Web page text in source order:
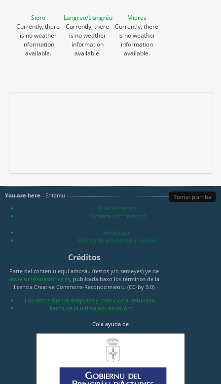
Siero
Currently, there
is no weather
information
available.
Langreo/Llangréu
Currently, there
is no weather
information
available.
Mieres
Currently, there
is no weather
information
available.
You are here Entamu
Tornar p'arriba
Quienes somos
Contacta con nosotros
Aviso legal
Política de privacidad y cookies
Créditos
Parte del conteníu equí amosáu (testos y/o semeyes) ye de
www.turismoasturias.es , publicada baxo los términos de la
llicencia Creative Commons-Reconocimientu (CC-by 3.0).
Los testos fueron adaptaos y traducios al asturianu.
Fecha de la última actualización:
Cola ayuda de